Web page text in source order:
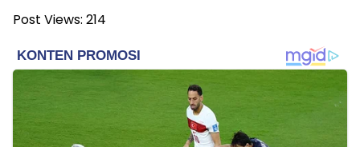
Post Views: 214